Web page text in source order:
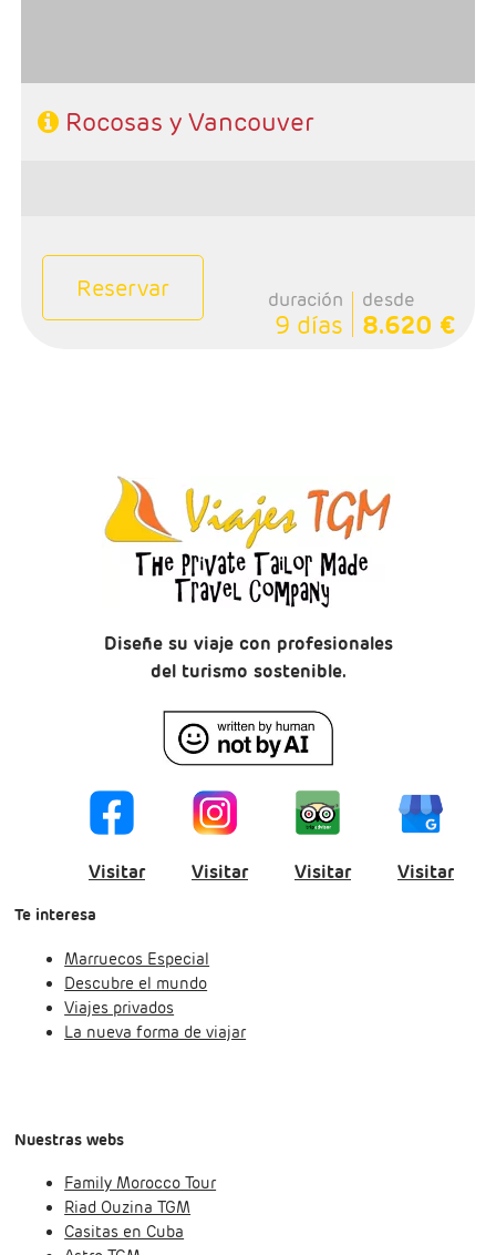
Rocosas y Vancouver
Reservar duración
9 días
desde
8.620 €
Diseñe su viaje con profesionales
del turismo sostenible.
Visitar Visitar Visitar Visitar
Te interesa
Marruecos Especial
Descubre el mundo
Viajes privados
La nueva forma de viajar
Nuestras webs
Family Morocco Tour
Riad Ouzina TGM
Casitas en Cuba